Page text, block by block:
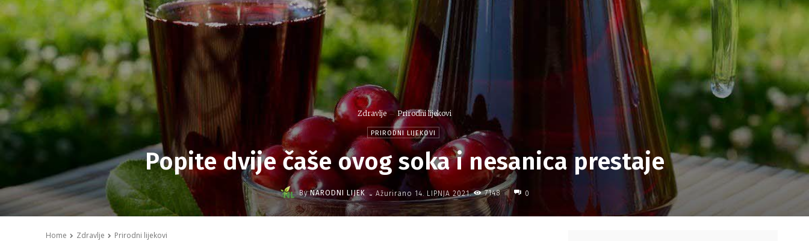
Zdravlje Prirodni lijekovi
PRIRODNI LIJEKOVI
Popite dvije čaše ovog soka i nesanica prestaje
By NARODNI LIJEK - Ažurirano 14. LIPNJA 2021. 7148 0
Home Zdravlje Prirodni lijekovi